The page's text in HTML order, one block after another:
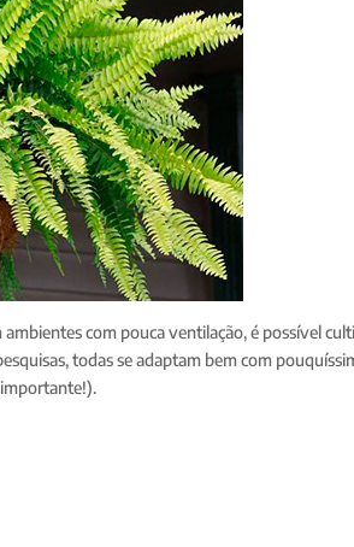
com pouca ventilação, é possível
todas se adaptam bem com
importante!).